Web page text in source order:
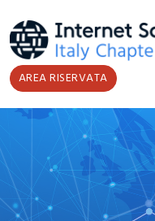
AREA RISERVATA